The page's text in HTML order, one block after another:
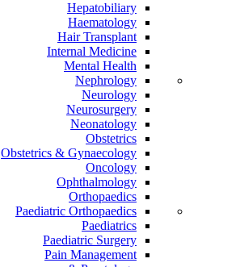
Hepatobiliary
Haematology
Hair Transplant
Internal Medicine
Mental Health
Nephrology
Neurology
Neurosurgery
Neonatology
Obstetrics
Obstetrics & Gynaecology
Oncology
Ophthalmology
Orthopaedics
Paediatric Orthopaedics
Paediatrics
Paediatric Surgery
Pain Management